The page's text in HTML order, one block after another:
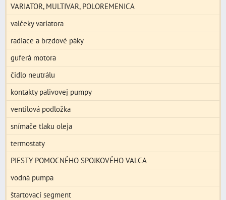
VARIATOR, MULTIVAR, POLOREMENICA
valčeky variatora
radiace a brzdové páky
guferá motora
čidlo neutrálu
kontakty palivovej pumpy
ventilová podložka
snímače tlaku oleja
termostaty
PIESTY POMOCNÉHO SPOJKOVÉHO VALCA
vodná pumpa
štartovací segment